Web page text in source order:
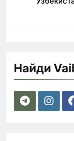
Найди